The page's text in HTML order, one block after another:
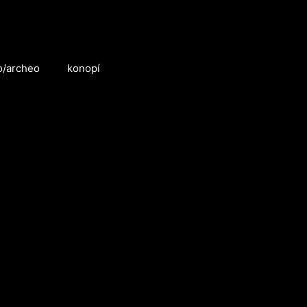
archeo konopí